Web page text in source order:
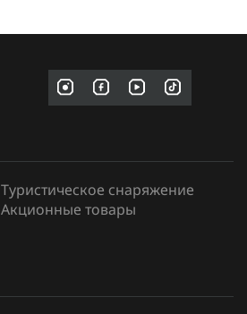
Туристическое снаряжение
Акционные товары